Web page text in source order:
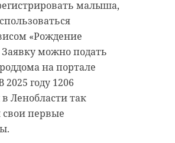
малыша,
«Рождение
Заявку можно подать
на портале
2025 году 1206
Ленобласти так
первые
часов ночи первая
на излучину реки и
на другом берегу.
и быстрой - не
с другого изгиба
вторая
нашла мелкий
в Егору.
о регистрации.
человек были
в отдел полиции и
к административной
за нарушение
на
РФ. Их ждет
административного